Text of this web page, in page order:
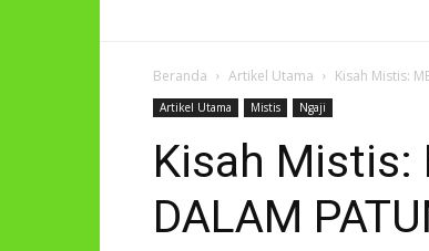
Beranda Artikel Utama Kisah Mistis:
Artikel Utama Mistis Ngaji
Kisah Mistis:
DALAM